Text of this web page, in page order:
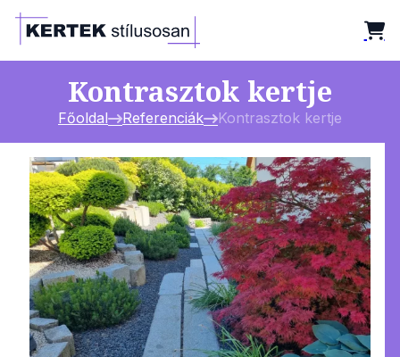
Kontrasztok kertje
Főoldal Referenciák Kontrasztok kertje